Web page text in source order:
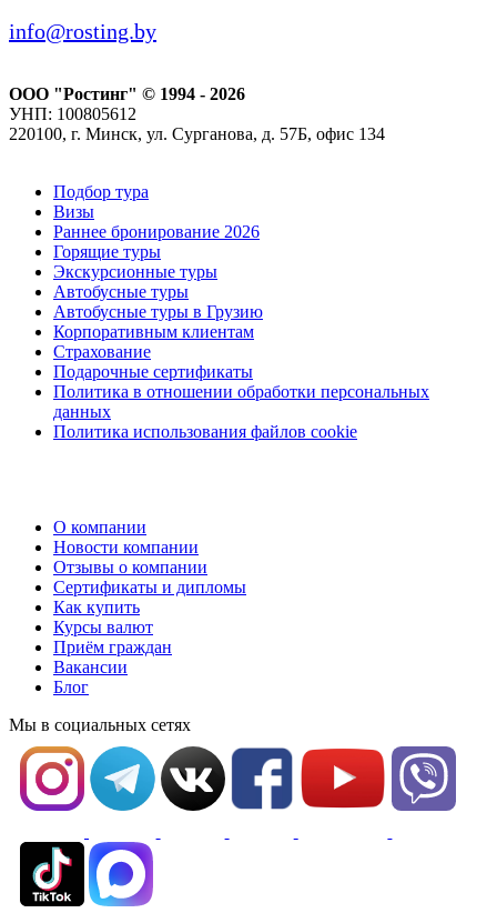
info@rosting.by
ООО "Ростинг" © 1994 - 2026
УНП: 100805612
220100, г. Минск, ул. Сурганова, д. 57Б, офис 134
Подбор тура
Визы
Раннее бронирование 2026
Горящие туры
Экскурсионные туры
Автобусные туры
Автобусные туры в Грузию
Корпоративным клиентам
Страхование
Подарочные сертификаты
Политика в отношении обработки персональных
данных
Политика использования файлов cookie
О компании
Новости компании
Отзывы о компании
Сертификаты и дипломы
Как купить
Курсы валют
Приём граждан
Вакансии
Блог
Мы в социальных сетях